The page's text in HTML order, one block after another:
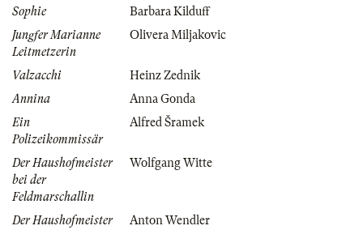
Sophie
Barbara Kilduff
Jungfer Marianne
Leitmetzerin
Olivera Miljakovic
Valzacchi
Heinz Zednik
Annina
Anna Gonda
Ein
Polizeikommissär
Alfred Šramek
Der Haushofmeister
bei der
Feldmarschallin
Wolfgang Witte
Der Haushofmeister
Anton Wendler